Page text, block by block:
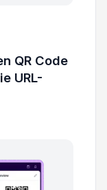
QR Code
URL-